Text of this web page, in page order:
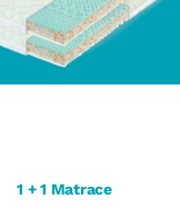
1 + 1 Matrace